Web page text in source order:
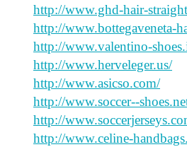
http://www.ghd-hair-
http://www.bottegaveneta-
http://www.valentino-
http://www.herveleger.us/
http://www.asicso.com/
http://www.soccer--
http://
http://www.celine-